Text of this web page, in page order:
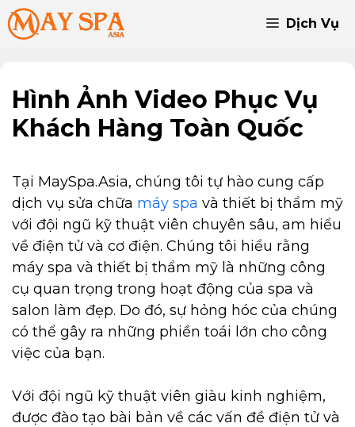
Chuyển
đến
Dịch Vụ
Hình Ảnh Video Phục Vụ
Khách Hàng Toàn Quốc
Tại MaySpa.Asia, chúng tôi tự hào cung cấp
dịch vụ sửa chữa máy spa và thiết bị thẩm mỹ
với đội ngũ kỹ thuật viên chuyên sâu, am hiểu
về điện tử và cơ điện. Chúng tôi hiểu rằng
máy spa và thiết bị thẩm mỹ là những công
cụ quan trọng trong hoạt động của spa và
salon làm đẹp. Do đó, sự hỏng hóc của chúng
có thể gây ra những phiền toái lớn cho công
việc của bạn.
Với đội ngũ kỹ thuật viên giàu kinh nghiệm,
được đào tạo bài bản về các vấn đề điện tử và